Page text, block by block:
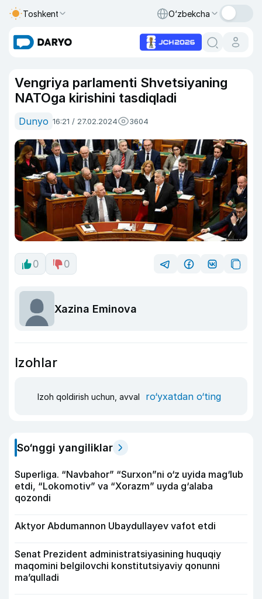
Toshkent O‘zbekcha
Vengriya parlamenti Shvetsiyaning
NATOga kirishini tasdiqladi
Dunyo 16:21 / 27.02.2024 3604
0 0
Xazina Eminova
Izohlar
Izoh qoldirish uchun, avval ro‘yxatdan o‘ting
So‘nggi yangiliklar
Superliga. “Navbahor” “Surxon”ni o‘z uyida mag‘lub
etdi, “Lokomotiv” va “Xorazm” uyda g‘alaba
qozondi
Aktyor Abdu­mannon Ubaydullayev vafot etdi
Senat Prezident administratsiyasining huquqiy
maqomini belgilovchi konstitutsiyaviy qonunni
ma’qulladi